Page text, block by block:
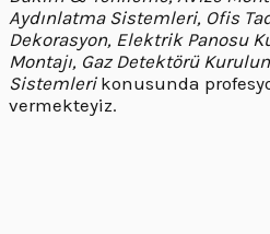
Aydınlatma Sistemleri, Ofis
Dekorasyon, Elektrik Panosu
Montajı, Gaz Detektörü
Sistemlerikonusunda
vermekteyiz.